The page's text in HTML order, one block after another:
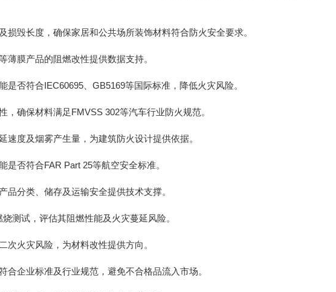
毁长度，确保家居和公共场所装饰材料符合防火安全要求。
膜产品的阻燃改性提供数据支持。
否符合IEC60695、GB5169等国际标准，降低火灾风险。
确保材料满足FMVSS 302等汽车行业防火规范。
度及烟雾产生量，为建筑防火设计提供依据。
否符合FAR Part 25等航空安全标准。
分类、储存及运输安全提供技术支撑。
测试，评估其阻燃性能及火灾蔓延风险。
火灾风险，为材料改性提供方向。
企业标准及行业规范，避免不合格品流入市场。